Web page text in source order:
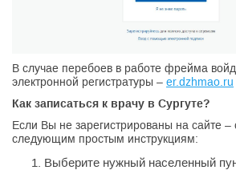
В случае перебоев в работе фрейма
электронной регистратуры – er.dzhmao.ru
Как записаться к врачу в Сургуте?
Если Вы не зарегистрированы на сайте –
следующим простым инструкциям:
Выберите нужный населенный